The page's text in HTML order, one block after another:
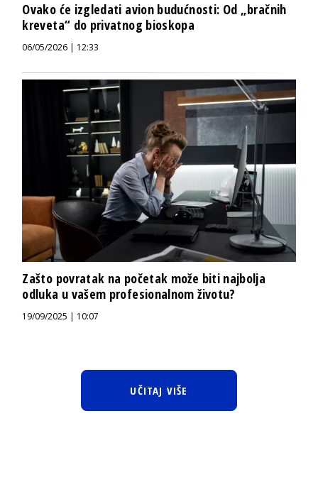
Ovako će izgledati avion budućnosti: Od „bračnih
kreveta“ do privatnog bioskopa
06/05/2026 | 12:33
Zašto povratak na početak može biti najbolja
odluka u vašem profesionalnom životu?
19/09/2025 | 10:07
UČITAJ VIŠE